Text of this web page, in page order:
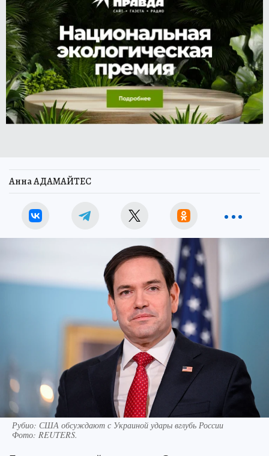
Анна АДАМАЙТЕС
Рубио: США обсуждают с Украиной удары вглубь России
Фото: REUTERS.